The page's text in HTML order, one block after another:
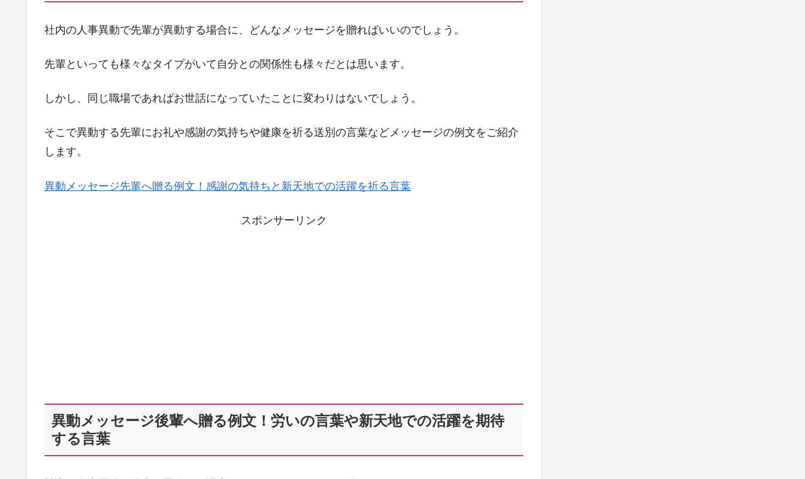
社内の人事異動で先輩が異動する場合に、どんなメッセージを贈ればいいのでしょう。
先輩といっても様々なタイプがいて自分との関係性も様々だとは思います。
しかし、同じ職場であればお世話になっていたことに変わりはないでしょう。
そこで異動する先輩にお礼や感謝の気持ちや健康を祈る送別の言葉などメッセージの例文をご紹介
します。
異動メッセージ先輩へ贈る例文！感謝の気持ちと新天地での活躍を祈る言葉
スポンサーリンク
異動メッセージ後輩へ贈る例文！労いの言葉や新天地での活躍を期待
する言葉